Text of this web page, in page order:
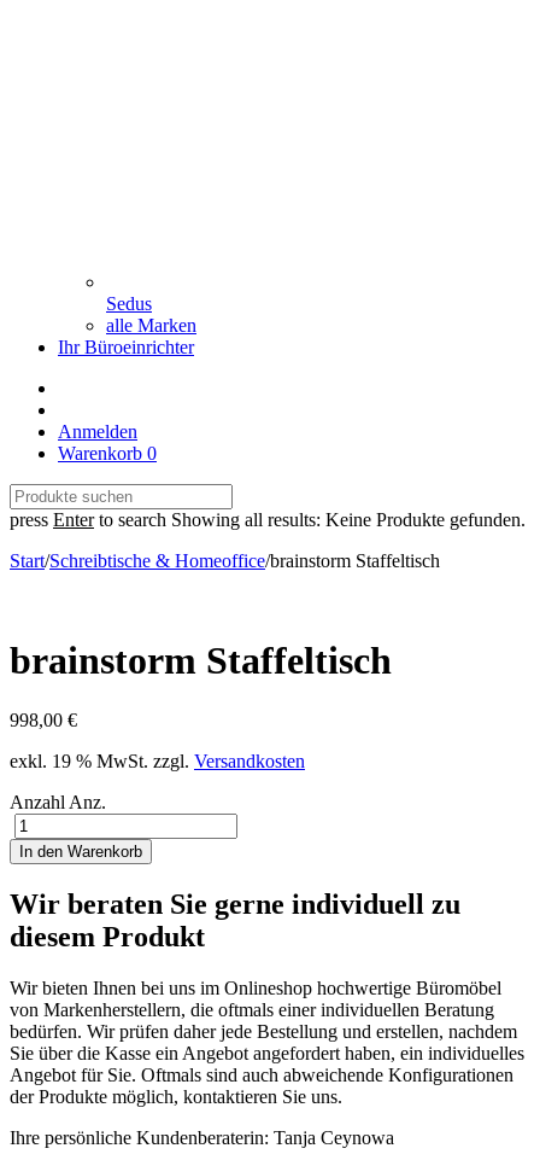
Sedus
alle Marken
Ihr Büroeinrichter
Anmelden
Warenkorb 0
press Enterto search Showing all results: Keine Produkte gefunden.
Start/Schreibtische & Homeoffice/brainstorm Staffeltisch
brainstorm Staffeltisch
998,00 €
exkl. 19 % MwSt. zzgl. Versandkosten
Anzahl Anz.
In den Warenkorb
Wir beraten Sie gerne individuell zu
diesem Produkt
Wir bieten Ihnen bei uns im Onlineshop hochwertige Büromöbel
von Markenherstellern, die oftmals einer individuellen Beratung
bedürfen. Wir prüfen daher jede Bestellung und erstellen, nachdem
Sie über die Kasse ein Angebot angefordert haben, ein individuelles
Angebot für Sie. Oftmals sind auch abweichende Konfigurationen
der Produkte möglich, kontaktieren Sie uns.
Ihre persönliche Kundenberaterin: Tanja Ceynowa